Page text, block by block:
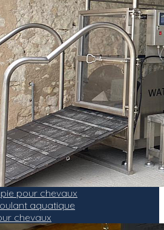
pour chevaux
aquatique
chevaux